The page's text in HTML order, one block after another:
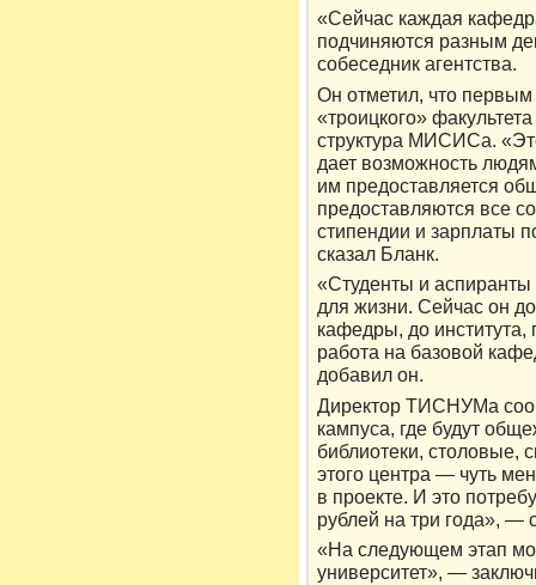
«Сейчас каждая
подчиняются разным
собеседник агентства.
Он отметил, что первым
«троицкого»
структура МИСИСа.
дает возможность
им предоставляется
предоставляются все
стипендии и зарплаты
сказал Бланк.
«Студенты и
для жизни. Сейчас он
кафедры, до института,
работа на базовой
добавил он.
Директор ТИСНУМа
кампуса, где будут
библиотеки, столовые,
этого центра — чуть
в проекте. И это
рублей на три года», —
«На следующем этап
университет», —